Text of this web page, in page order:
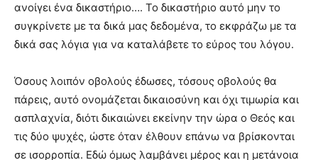
ανοίγει ένα δικαστήριο…. Το δικαστήριο αυτό μην το
συγκρίνετε με τα δικά μας δεδομένα, το εκφράζω με τα
δικά σας λόγια για να καταλάβετε το εύρος του λόγου.
Όσους λοιπόν οβολούς έδωσες, τόσους οβολούς θα
πάρεις, αυτό ονομάζεται δικαιοσύνη και όχι τιμωρία και
ασπλαχνία, διότι δικαιώνει εκείνην την ώρα ο Θεός και
τις δύο ψυχές, ώστε όταν έλθουν επάνω να βρίσκονται
σε ισορροπία. Εδώ όμως λαμβάνει μέρος και η μετάνοια